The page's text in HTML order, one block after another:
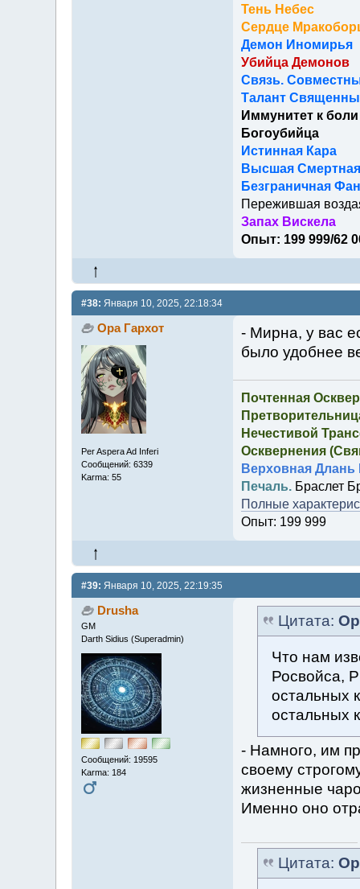
Тень Небес
Сердце
Демон Иномирья
Убийца Демонов
Связь.
Талант
Иммунитет к боли
Богоубийца
Истинная Кара
Высшая Смертная
Безграничная
Пережившая
Запах Вискела
Опыт: 199 999/62
#38: Января 10, 2025, 22:18:34
Ора Гархот
Per Aspera Ad Inferi
Сообщений: 6339
Karma: 55
- Мирна, у вас
было удобнее
Почтенная
Нечестивой
Осквернения
Верховная Длань
Печаль.Браслет
Полные
Опыт: 199 999
#39: Января 10, 2025, 22:19:35
Drusha
GM
Darth Sidius (Superadmin)
Сообщений: 19595
Karma: 184
Цитата:
Что нам
Росвойса,
остальных
остальных
- Намного, им
своему
жизненные
Именно оно
Цитата: